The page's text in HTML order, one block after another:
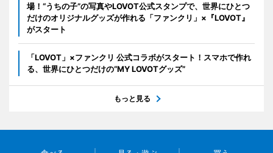
場！“うちの子”の写真やLOVOT公式スタンプで、世界にひとつ
だけのオリジナルグッズが作れる「ファンクリ」×『LOVOT』
がスタート
「LOVOT」×ファンクリ 公式コラボがスタート！スマホで作れ
る、世界にひとつだけの“MY LOVOTグッズ”
もっと見る